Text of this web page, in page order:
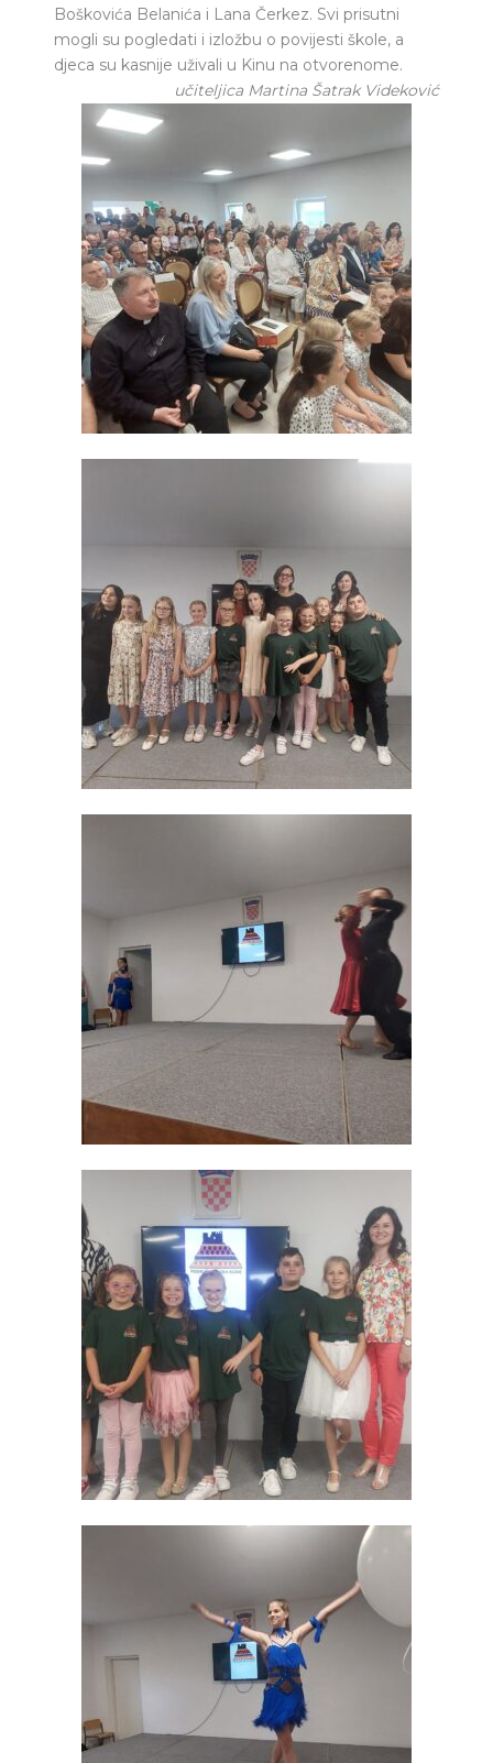
Boškovića Belanića i Lana Čerkez. Svi prisutni
mogli su pogledati i izložbu o povijesti škole, a
djeca su kasnije uživali u Kinu na otvorenome.
učiteljica Martina Šatrak Videković